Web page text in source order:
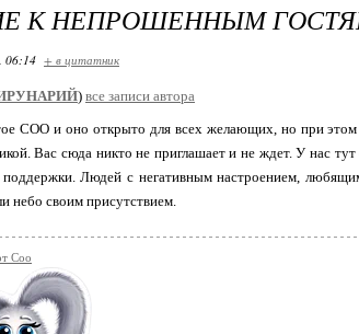
К НЕПРОШЕННЫМ
06:14 + в цитатник
) все записи автора
и оно открыто для всех желающих, но при этом
Вас сюда никто не приглашает и не ждет. У нас
Людей с негативным настроением,
небо своим присутствием.
Соо